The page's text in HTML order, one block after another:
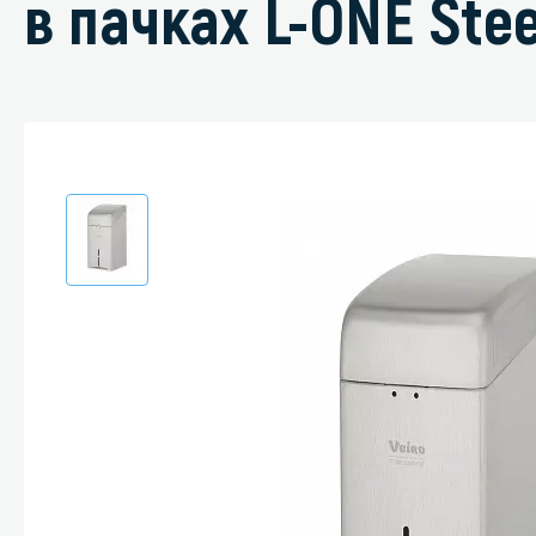
Средства
Средства
Средства
в пачках L-ONE